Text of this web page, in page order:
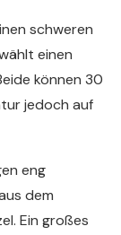
schweren
einen
können 30
jedoch auf
eng
dem
Ein großes